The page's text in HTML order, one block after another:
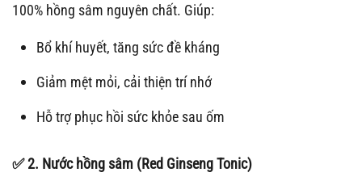
100% hồng sâm nguyên chất. Giúp:
Bổ khí huyết, tăng sức đề kháng
Giảm mệt mỏi, cải thiện trí nhớ
Hỗ trợ phục hồi sức khỏe sau ốm
✅2. Nước hồng sâm (Red Ginseng Tonic)